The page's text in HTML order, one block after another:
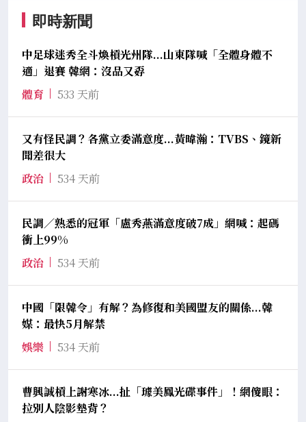
即時新聞
中足球迷秀全斗煥槓光州隊...山東隊喊「全體身體不
適」退賽 韓網：沒品又孬
體育
533 天前
又有怪民調？各黨立委滿意度...黃暐瀚：TVBS、鏡新
聞差很大
政治
534 天前
民調／熟悉的冠軍「盧秀燕滿意度破7成」網喊：起碼
衝上99%
政治
534 天前
中國「限韓令」有解？為修復和美國盟友的關係...韓
媒：最快5月解禁
娛樂
534 天前
曹興誠槓上謝寒冰...扯「璩美鳳光碟事件」！網傻眼：
拉別人陰影墊背？